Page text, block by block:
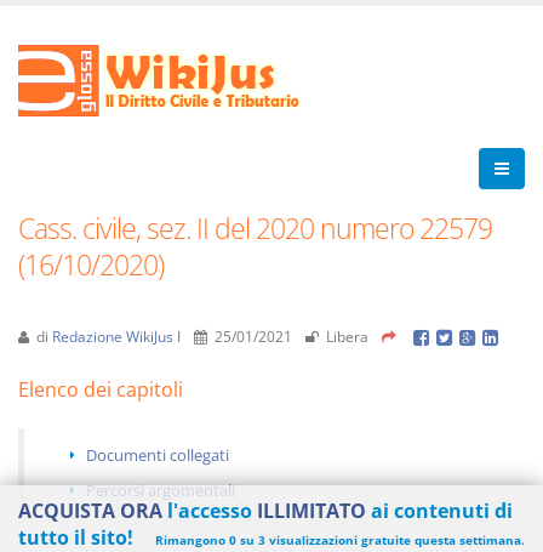
Cass. civile, sez. II del 2020 numero 22579
(16/10/2020)
di Redazione WikiJus I 25/01/2021 Libera
Elenco dei capitoli
Documenti collegati
Percorsi argomentali
ACQUISTA ORA l'accesso ILLIMITATO ai contenuti di
tutto il sito!
Rimangono 0 su 3 visualizzazioni gratuite questa settimana.